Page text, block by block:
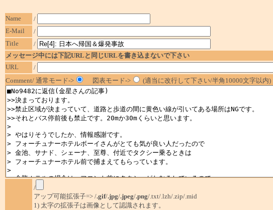
Name
/
E-Mail
/
Title
/
メッセージ中には下記URLと同じURLを書き込まないで下さい
URL
/
Comment/ 通常モード->
図表モード-> (適当に改行して下さい/半角10000文字以内)
/
アップ可能拡張子=> /.gif/.jpg/.jpeg/.png/.txt/.lzh/.zip/.mid
1) 太字の拡張子は画像として認識されます。